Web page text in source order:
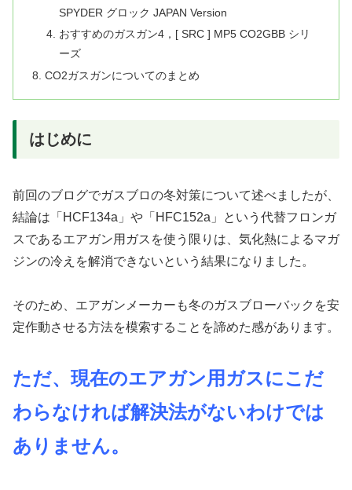
SPYDER グロック JAPAN Version
おすすめのガスガン4，[ SRC ] MP5 CO2GBB シリ
ーズ
CO2ガスガンについてのまとめ
はじめに
前回のブログでガスブロの冬対策について述べましたが、
結論は「HCF134a」や「HFC152a」という代替フロンガ
スであるエアガン用ガスを使う限りは、気化熱によるマガ
ジンの冷えを解消できないという結果になりました。
そのため、エアガンメーカーも冬のガスブローバックを安
定作動させる方法を模索することを諦めた感があります。
ただ、現在のエアガン用ガスにこだ
わらなければ解決法がないわけでは
ありません。